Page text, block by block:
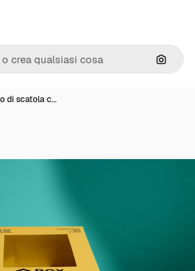
Cerca
di scatola c…